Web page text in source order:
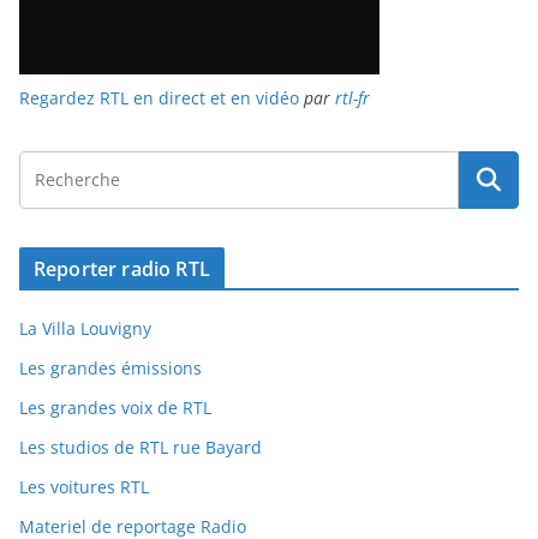
Regardez RTL en direct et en vidéo par rtl-fr
Reporter radio RTL
La Villa Louvigny
Les grandes émissions
Les grandes voix de RTL
Les studios de RTL rue Bayard
Les voitures RTL
Materiel de reportage Radio